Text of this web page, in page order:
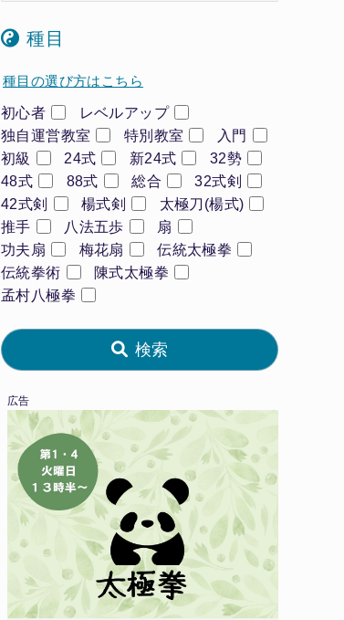
種目
種目の選び方はこちら
初心者
レベルアップ
独自運営教室
特別教室
入門
初級
24式 新24式
32勢
48式
88式 総合
32式剣
42式剣
楊式剣
太極刀(楊式)
推手
八法五歩
扇
功夫扇
梅花扇
伝統太極拳
伝統拳術
陳式太極拳
孟村八極拳
検索
広告